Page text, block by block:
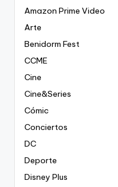
Amazon Prime Video
Arte
Benidorm Fest
CCME
Cine
Cine&Series
Cómic
Conciertos
DC
Deporte
Disney Plus